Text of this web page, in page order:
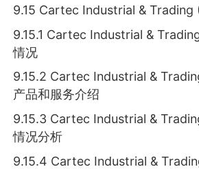
9.15 Cartec Industrial & Trading
9.15.1 Cartec Industrial &
情况
9.15.2 Cartec Industrial &
产品和服务介绍
9.15.3 Cartec Industrial &
情况分析
9.15.4 Cartec Industrial &